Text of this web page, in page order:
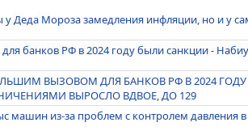
Деда Мороза замедления инфляции, но и у
банков РФ в 2024 году были санкции -
ВЫЗОВОМ ДЛЯ БАНКОВ РФ В 2024
ВЫРОСЛО ВДВОЕ, ДО 129
машин из-за проблем с контролем давления